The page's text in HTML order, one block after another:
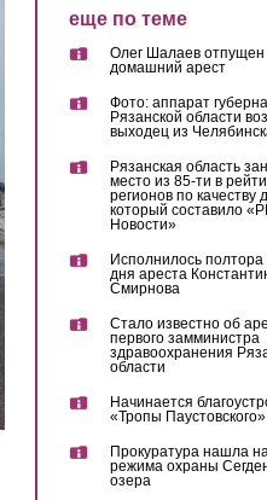
еще по теме
Олег Шалаев отпущен
домашний арест
Фото: аппарат
Рязанской области
выходец из
Рязанская область
место из 85-ти в
регионов по качеству
который составило
Новости»
Исполнилось полтора
дня ареста
Смирнова
Стало известно об
первого замминистра
здравоохранения
области
Начинается
«Тропы
Прокуратура нашла
режима охраны
озера